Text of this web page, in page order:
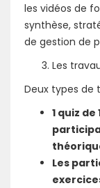
les vidéos de
synthèse,
de gestion de
Les
Deux types de
1 quiz
Les